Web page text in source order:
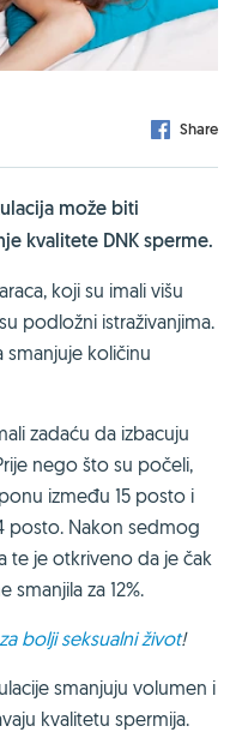
Share
može biti
kvalitete DNK sperme.
koji su imali višu
podložni istraživanjima.
smanjuje količinu
zadaću da izbacuju
nego što su počeli,
između 15 posto i
posto. Nakon sedmog
te je otkriveno da je čak
smanjila za 12%.
za bolji seksualni život!
smanjuju volumen i
kvalitetu spermija.